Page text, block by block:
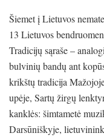
Šiemet į Lietuvos
13 Lietuvos
Tradicijų sąraše –
bulvinių bandų ant
krikštų tradicija
upėje, Sartų žirgų
kanklės: šimtametė
Darsūniškyje,